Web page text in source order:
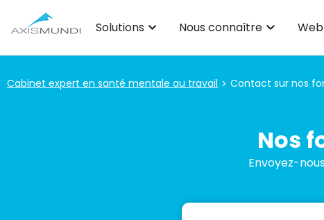
Solutions Nous connaître
Cabinet expert en santé mentale au travail > Contact sur nos
Nos
Envoyez-